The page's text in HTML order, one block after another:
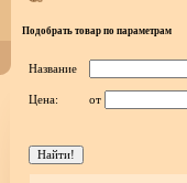
Подобрать товар по параметрам
Название
Цена: от